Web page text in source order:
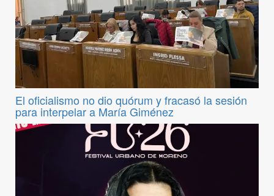
El oficialismo no dio quórum y fracasó la sesión
para interpelar a María Giménez